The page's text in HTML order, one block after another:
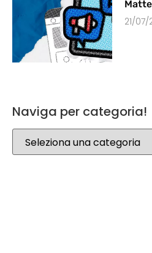
21/07/
Naviga per categoria!